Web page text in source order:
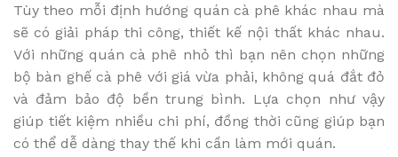
Tùy theo mỗi định hướng quán cà phê khác nhau mà
sẽ có giải pháp thi công, thiết kế nội thất khác nhau.
Với những quán cà phê nhỏ thì bạn nên chọn những
bộ bàn ghế cà phê với giá vừa phải, không quá đắt đỏ
và đảm bảo độ bền trung bình. Lựa chọn như vậy
giúp tiết kiệm nhiều chi phí, đồng thời cũng giúp bạn
có thể dễ dàng thay thế khi cần làm mới quán.